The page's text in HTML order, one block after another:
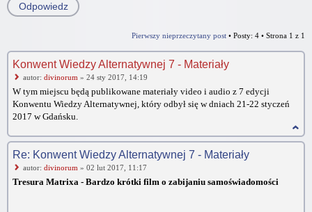
Odpowiedz
Pierwszy nieprzeczytany post • Posty: 4 • Strona 1 z 1
Konwent Wiedzy Alternatywnej 7 - Materiały
autor: divinorum » 24 sty 2017, 14:19
W tym miejscu będą publikowane materiały video i audio z 7 edycji
Konwentu Wiedzy Alternatywnej, który odbył się w dniach 21-22 styczeń
2017 w Gdańsku.
Re: Konwent Wiedzy Alternatywnej 7 - Materiały
autor: divinorum » 02 lut 2017, 11:17
Tresura Matrixa - Bardzo krótki film o zabijaniu samoświadomości